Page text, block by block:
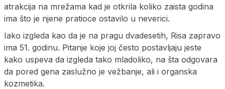
atrakcija na mrežama kad je otkrila koliko zaista godina
ima što je njene pratioce ostavilo u neverici.
Iako izgleda kao da je na pragu dvadesetih, Risa zapravo
ima 51. godinu. Pitanje koje joj često postavljaju jeste
kako uspeva da izgleda tako mladoliko, na šta odgovara
da pored gena zaslužno je vežbanje, ali i organska
kozmetika.